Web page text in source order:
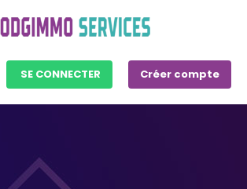
SE CONNECTER Créer compte